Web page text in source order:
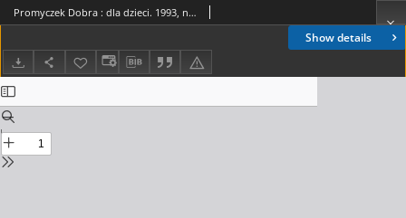
Show details
Promyczek Dobra : dla dzieci. 1993, nr 05(17)